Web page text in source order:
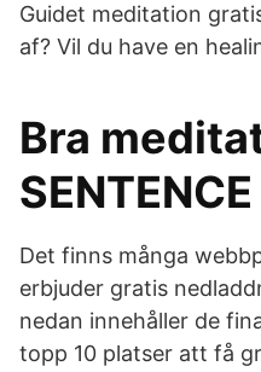
Guidet meditation
af? Vil du have en
Bra
SENTENCE
Det finns många
erbjuder gratis
nedan innehåller de
topp 10 platser att få